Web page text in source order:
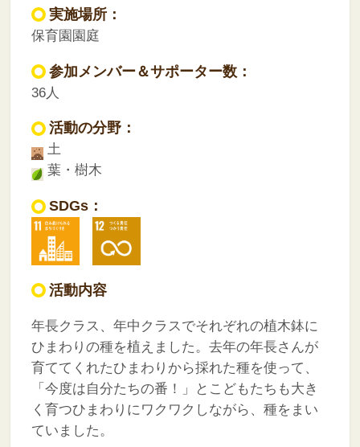
実施場所：
保育園園庭
参加メンバー＆サポーター数：
36人
活動の分野：
土
葉・樹木
SDGs：
活動内容
年長クラス、年中クラスでそれぞれの植木鉢に
ひまわりの種を植えました。去年の年長さんが
育ててくれたひまわりから採れた種を使って、
「今度は自分たちの番！」とこどもたちも大き
く育つひまわりにワクワクしながら、種をまい
ていました。